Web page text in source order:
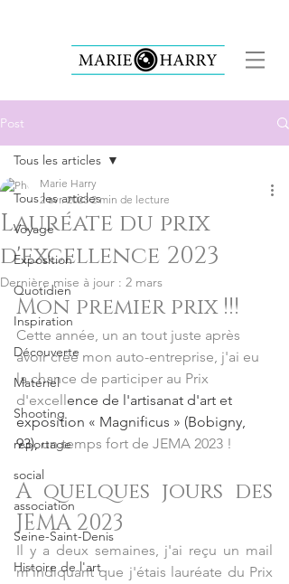
Post
Tous les articles
Voyage
Exposition
Quotidien
Inspiration
Découverte
Matériel
Shooting
reportage
social
association
Seine-Saint-Denis
Histoire de l'art
Tous les articles
Lauréate du prix
d'excellence 2023
Marie Harry
2 avr. 2023 2 min de lecture
Dernière mise à jour : 2 mars
Mon premier prix !!!
Cette année, un an tout juste après
avoir créé mon auto-entreprise, j'ai eu
la chance de participer au Prix
d'excellence de l'artisanat d'art et
exposition « Magnificus » (Bobigny,
93), un temps fort de JEMA 2023 !
A quelques jours des
JEMA 2023
Il y a deux semaines, j'ai reçu un mail
m'indiquant que j'étais lauréate du Prix